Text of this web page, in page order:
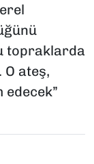
topraklarda
O ateş,